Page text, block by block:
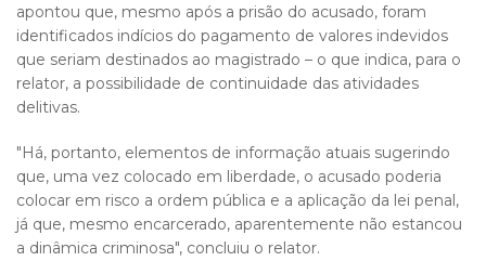
apontou que, mesmo após a prisão do acusado, foram
identificados indícios do pagamento de valores indevidos
que seriam destinados ao magistrado – o que indica, para o
relator, a possibilidade de continuidade das atividades
delitivas.
"Há, portanto, elementos de informação atuais sugerindo
que, uma vez colocado em liberdade, o acusado poderia
colocar em risco a ordem pública e a aplicação da lei penal,
já que, mesmo encarcerado, aparentemente não estancou
a dinâmica criminosa", concluiu o relator.​